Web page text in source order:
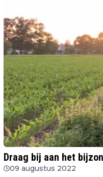
Draag bij aan het
09 augustus 2022